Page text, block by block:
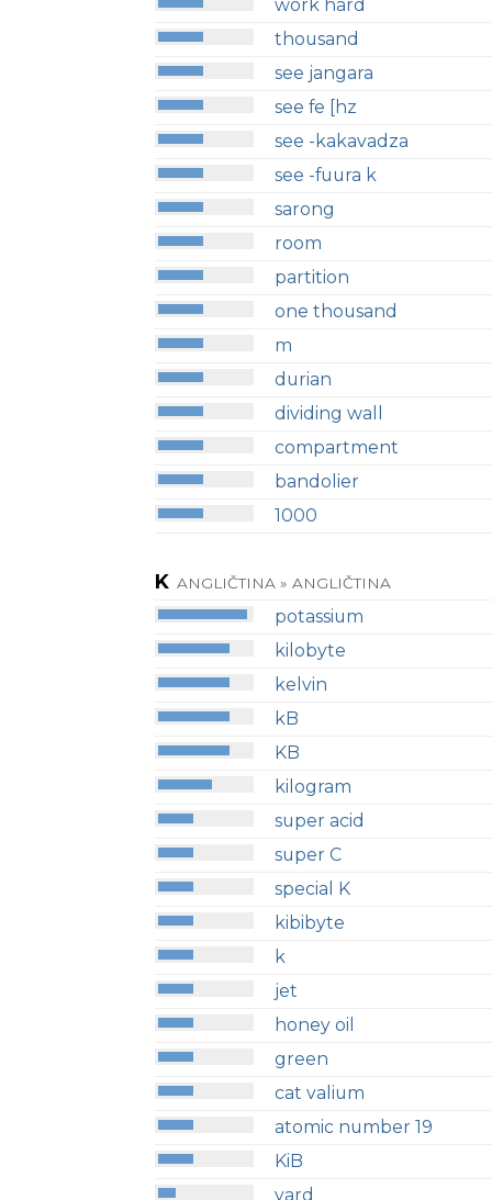
work hard
thousand
see jangara
see fe [hz
see -kakavadza
see -fuura k
sarong
room
partition
one thousand
m
durian
dividing wall
compartment
bandolier
1000
K ANGLIČTINA » ANGLIČTINA
potassium
kilobyte
kelvin
kB
KB
kilogram
super acid
super C
special K
kibibyte
k
jet
honey oil
green
cat valium
atomic number 19
KiB
yard